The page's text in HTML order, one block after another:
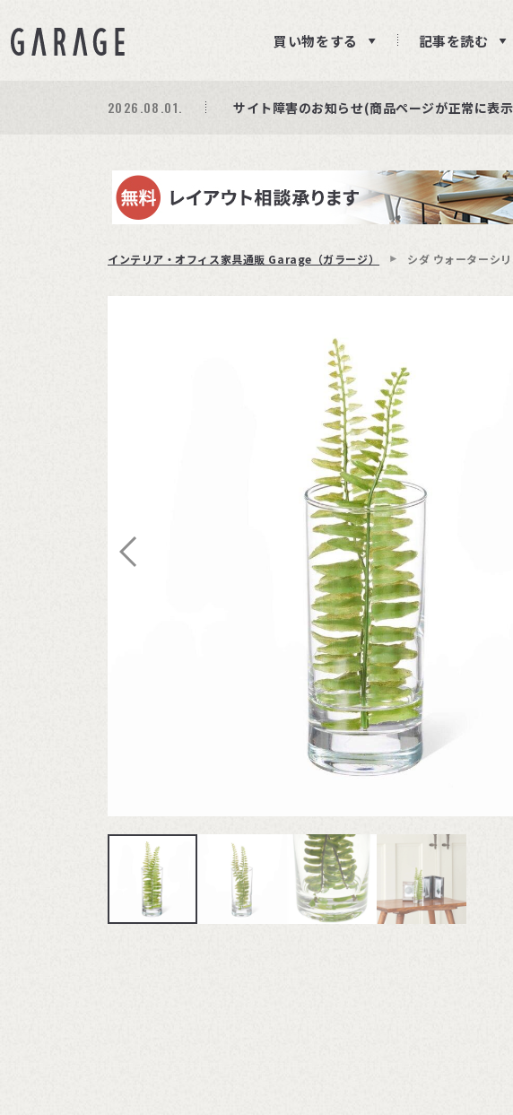
買い物をする 記事を読む
期間限定プレゼント│レビュー投稿をお待ちし
商品ページ障害復旧のお知らせ
2026.08.01. サイト障害のお知らせ(商品ページが正常に表
インテリア・オフィス家具通販 Garage（ガラージ） シダ ウォーターシ